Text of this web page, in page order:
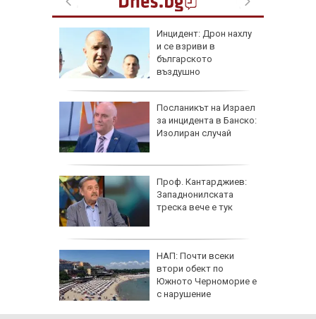
Инцидент: Дрон нахлу
и се взриви в
българското
въздушно
Посланикът на Израел
за инцидента в Банско:
Изолиран случай
Проф. Кантарджиев:
Западнонилската
треска вече е тук
НАП: Почти всеки
втори обект по
Южното Черноморие е
с нарушение